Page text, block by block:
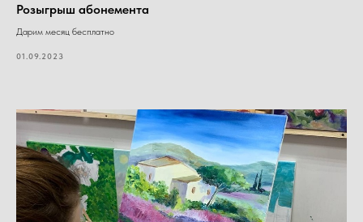
Розыгрыш абонемента
Дарим месяц бесплатно
01.09.2023